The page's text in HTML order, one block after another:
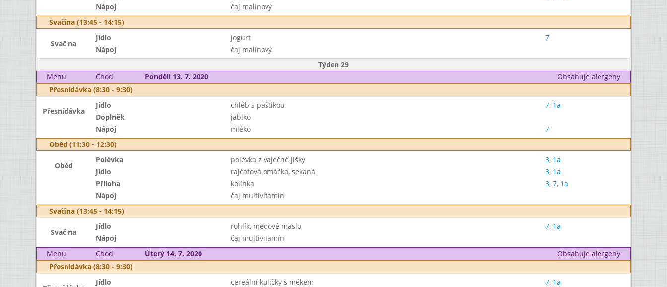
Nápoj
čaj malinový
Svačina (13:45 - 14:15)
Svačina
Jídlo jogurt
7
Nápoj
čaj malinový
Týden 29
Menu
Chod Pondělí 13. 7. 2020
Obsahuje alergeny
Přesnídávka (8:30 - 9:30)
Přesnídávka
Jídlo chléb s paštikou 7, 1a
Doplněk
jablko
Nápoj
mléko
7
Oběd (11:30 - 12:30)
Oběd
Polévka polévka z vaječné jíšky 3, 1a
Jídlo
rajčatová omáčka, sekaná 3, 1a
Příloha
kolínka 3, 7, 1a
Nápoj
čaj multivitamín
Svačina (13:45 - 14:15)
Svačina
Jídlo rohlík, medové máslo 7, 1a
Nápoj
čaj multivitamín
Menu
Chod Úterý 14. 7. 2020
Obsahuje alergeny
Přesnídávka (8:30 - 9:30)
Jídlo cereální kuličky s mékem 7, 1a